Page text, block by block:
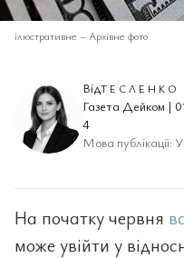
ілюстративне – Архівне фото
ВідТЕСЛЕНКО
Газета Дейком |
4
Мова публікації:
На початку червня
може увійти у